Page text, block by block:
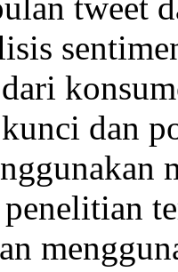
dan